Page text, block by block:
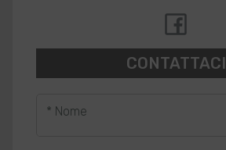
CONTATTACI
* Nome